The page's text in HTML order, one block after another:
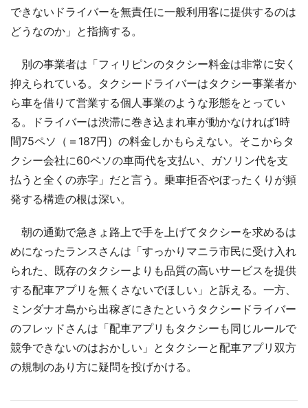
できないドライバーを無責任に一般利用客に提供するのは
どうなのか」と指摘する。
別の事業者は「フィリピンのタクシー料金は非常に安く
抑えられている。タクシードライバーはタクシー事業者か
ら車を借りて営業する個人事業のような形態をとってい
る。ドライバーは渋滞に巻き込まれ車が動かなければ1時
間75ペソ（＝187円）の料金しかもらえない。そこからタ
クシー会社に60ペソの車両代を支払い、ガソリン代を支
払うと全くの赤字」だと言う。乗車拒否やぼったくりが頻
発する構造の根は深い。
朝の通勤で急きょ路上で手を上げてタクシーを求めるは
めになったランスさんは「すっかりマニラ市民に受け入れ
られた、既存のタクシーよりも品質の高いサービスを提供
する配車アプリを無くさないでほしい」と訴える。一方、
ミンダナオ島から出稼ぎにきたというタクシードライバー
のフレッドさんは「配車アプリもタクシーも同じルールで
競争できないのはおかしい」とタクシーと配車アプリ双方
の規制のあり方に疑問を投げかける。